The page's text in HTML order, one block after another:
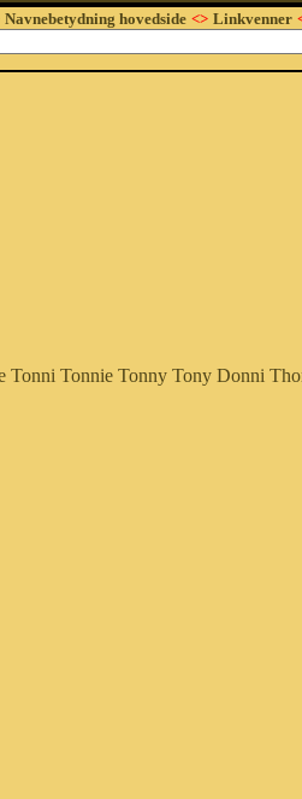
Navnebetydning hovedside <> Linkvenner
Tonni Tonnie Tonny Tony Donni